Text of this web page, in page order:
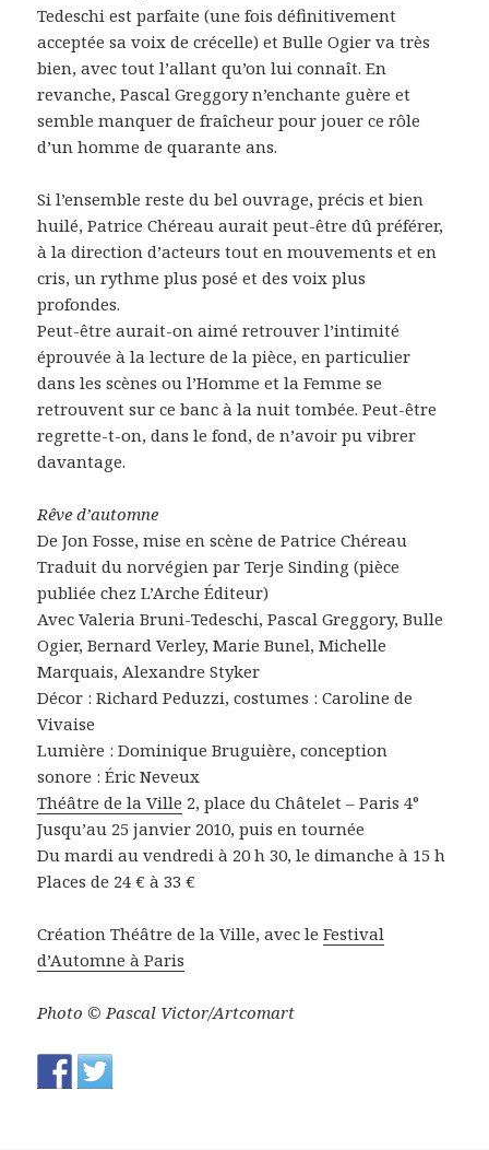
Tedeschi est parfaite (une fois définitivement
acceptée sa voix de crécelle) et Bulle Ogier va très
bien, avec tout l’allant qu’on lui connaît. En
revanche, Pascal Greggory n’enchante guère et
semble manquer de fraîcheur pour jouer ce rôle
d’un homme de quarante ans.
Si l’ensemble reste du bel ouvrage, précis et bien
huilé, Patrice Chéreau aurait peut-être dû préférer,
à la direction d’acteurs tout en mouvements et en
cris, un rythme plus posé et des voix plus
profondes.
Peut-être aurait-on aimé retrouver l’intimité
éprouvée à la lecture de la pièce, en particulier
dans les scènes ou l’Homme et la Femme se
retrouvent sur ce banc à la nuit tombée. Peut-être
regrette-t-on, dans le fond, de n’avoir pu vibrer
davantage.
Rêve d’automne
De Jon Fosse, mise en scène de Patrice Chéreau
Traduit du norvégien par Terje Sinding (pièce
publiée chez L’Arche Éditeur)
Avec Valeria Bruni-Tedeschi, Pascal Greggory, Bulle
Ogier, Bernard Verley, Marie Bunel, Michelle
Marquais, Alexandre Styker
Décor : Richard Peduzzi, costumes : Caroline de
Vivaise
Lumière : Dominique Bruguière, conception
sonore : Éric Neveux
Théâtre de la Ville 2, place du Châtelet – Paris 4°
Jusqu’au 25 janvier 2010, puis en tournée
Du mardi au vendredi à 20 h 30, le dimanche à 15 h
Places de 24 € à 33 €
Création Théâtre de la Ville, avec leFestival
d’Automne à Paris
Photo © Pascal Victor/Artcomart